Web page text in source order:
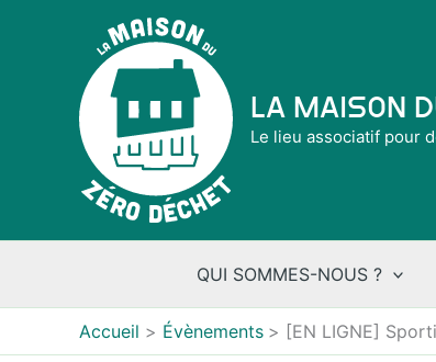
La Maison
Le lieu associatif pour
QUI SOMMES-NOUS ?
Accueil Évènements [EN LIGNE]